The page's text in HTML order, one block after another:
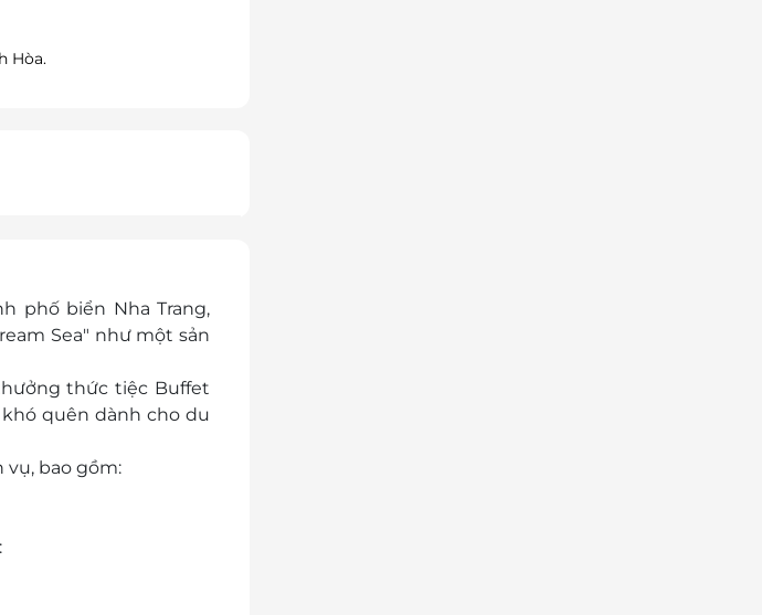
Hòa.
phố biển Nha Trang,
Sea" như một sản
thức tiệc Buffet
quên dành cho du
vụ, bao gồm: